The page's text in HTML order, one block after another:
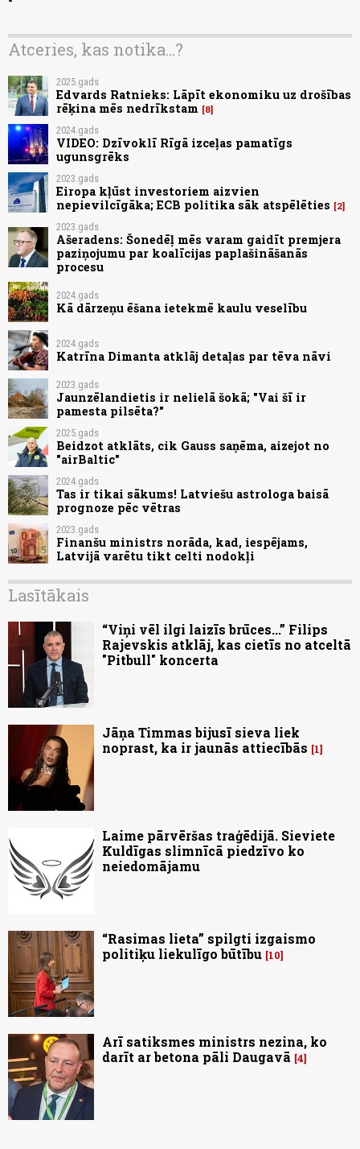
Atceries, kas notika...?
2025.gads
Edvards Ratnieks: Lāpīt ekonomiku uz drošības
rēķina mēs nedrīkstam
8
2024.gads
VIDEO: Dzīvoklī Rīgā izceļas pamatīgs
ugunsgrēks
2023.gads
Eiropa kļūst investoriem aizvien
nepievilcīgāka; ECB politika sāk atspēlēties
2
2023.gads
Ašeradens: Šonedēļ mēs varam gaidīt premjera
paziņojumu par koalīcijas paplašināšanās
procesu
2024.gads
Kā dārzeņu ēšana ietekmē kaulu veselību
2024.gads
Katrīna Dimanta atklāj detaļas par tēva nāvi
2023.gads
Jaunzēlandietis ir nelielā šokā; "Vai šī ir
pamesta pilsēta?"
2025.gads
Beidzot atklāts, cik Gauss saņēma, aizejot no
"airBaltic"
2024.gads
Tas ir tikai sākums! Latviešu astrologa baisā
prognoze pēc vētras
2023.gads
Finanšu ministrs norāda, kad, iespējams,
Latvijā varētu tikt celti nodokļi
Lasītākais
“Viņi vēl ilgi laizīs brūces...” Filips
Rajevskis atklāj, kas cietīs no atceltā
"Pitbull" koncerta
Jāņa Timmas bijusī sieva liek
noprast, ka ir jaunās attiecībās
1
Laime pārvēršas traģēdijā. Sieviete
Kuldīgas slimnīcā piedzīvo ko
neiedomājamu
“Rasimas lieta” spilgti izgaismo
politiķu liekulīgo būtību 10
Arī satiksmes ministrs nezina, ko
darīt ar betona pāli Daugavā 4